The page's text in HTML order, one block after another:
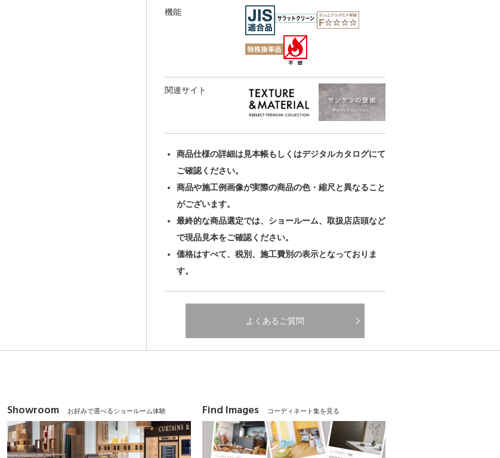
機能
関連サイト
商品仕様の詳細は見本帳もしくはデジタルカタログにて
ご確認ください。
商品や施工例画像が実際の商品の色・縮尺と異なること
がございます。
最終的な商品選定では、ショールーム、取扱店店頭など
で現品見本をご確認ください。
価格はすべて、税別、施工費別の表示となっておりま
す。
よくあるご質問
Showroom お好みで選べるショールーム体験 Find Images コーディネート集を見る